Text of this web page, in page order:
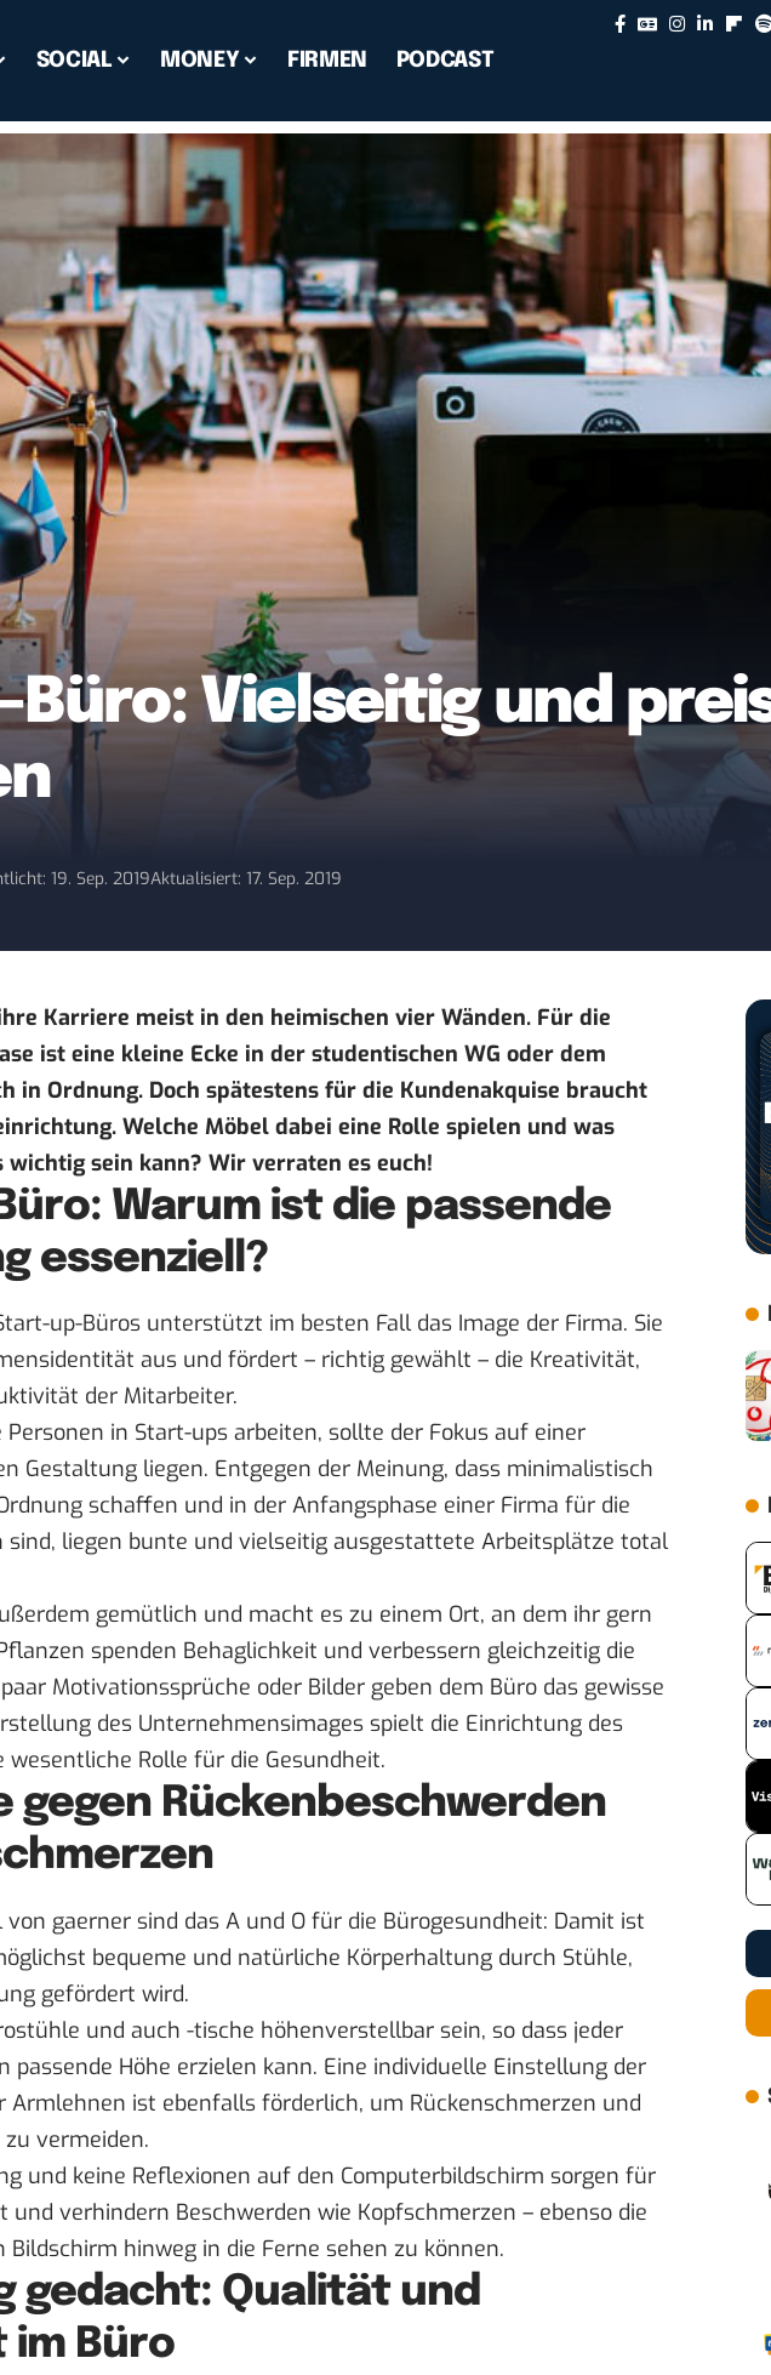
SOCIAL MONEY FIRMEN PODCAST
Vielseitig und
19. Sep. 2019Aktualisiert: 17. Sep. 2019
Karriere meist in den heimischen vier Wänden. Für die
ist eine kleine Ecke in der studentischen WG oder dem
in Ordnung. Doch spätestens für die Kundenakquise braucht
Welche Möbel dabei eine Rolle spielen und was
sein kann? Wir verraten es euch!
Warum ist die passende
essenziell?
up-Büros unterstützt im besten Fall das Image der Firma. Sie
aus und fördert – richtig gewählt – die Kreativität,
der Mitarbeiter.
Personen in Start-ups arbeiten, sollte der Fokus auf einer
Gestaltung liegen. Entgegen der Meinung, dass minimalistisch
schaffen und in der Anfangsphase einer Firma für die
liegen bunte und vielseitig ausgestattete Arbeitsplätze total
gemütlich und macht es zu einem Ort, an dem ihr gern
spenden Behaglichkeit und verbessern gleichzeitig die
Motivationssprüche oder Bilder geben dem Büro das gewisse
des Unternehmensimages spielt die Einrichtung des
wesentliche Rolle für die Gesundheit.
gegen Rückenbeschwerden
von gaerner sind das A und O für die Bürogesundheit: Damit ist
bequeme und natürliche Körperhaltung durch Stühle,
gefördert wird.
und auch -tische höhenverstellbar sein, so dass jeder
passende Höhe erzielen kann. Eine individuelle Einstellung der
Armlehnen ist ebenfalls förderlich, um Rückenschmerzen und
vermeiden.
und keine Reflexionen auf den Computerbildschirm sorgen für
und verhindern Beschwerden wie Kopfschmerzen – ebenso die
Bildschirm hinweg in die Ferne sehen zu können.
gedacht: Qualität und
im Büro